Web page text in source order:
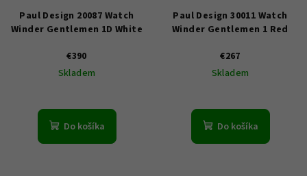
Paul Design 20087 Watch
Winder Gentlemen 1D White
€390
Skladem
Do košíka
Paul Design 30011 Watch
Winder Gentlemen 1 Red
€267
Skladem
Do košíka